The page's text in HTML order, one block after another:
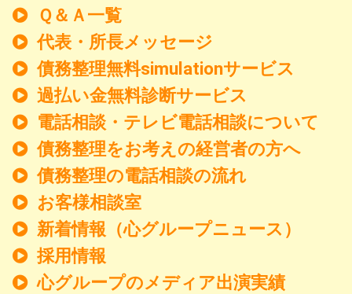
Ｑ＆Ａ一覧
代表・所長メッセージ
債務整理無料simulationサービス
過払い金無料診断サービス
電話相談・テレビ電話相談について
債務整理をお考えの経営者の方へ
債務整理の電話相談の流れ
お客様相談室
新着情報 （心グループニュース）
採用情報
心グループのメディア出演実績